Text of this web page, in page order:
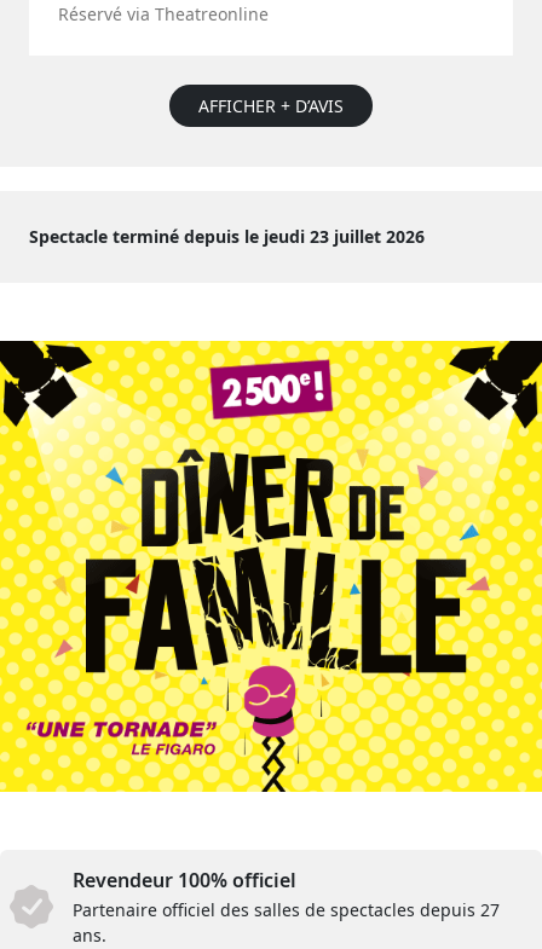
Réservé via Theatreonline
AFFICHER + D’AVIS
Spectacle terminé depuis le jeudi 23 juillet 2026
Revendeur 100% officiel
Partenaire officiel des salles de spectacles depuis 27
ans.